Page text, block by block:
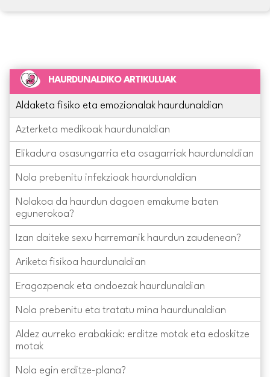
HAURDUNALDIKO ARTIKULUAK
Aldaketa fisiko eta emozionalak haurdunaldian
Azterketa medikoak haurdunaldian
Elikadura osasungarria eta osagarriak haurdunaldian
Nola prebenitu infekzioak haurdunaldian
Nolakoa da haurdun dagoen emakume baten
egunerokoa?
Izan daiteke sexu harremanik haurdun zaudenean?
Ariketa fisikoa haurdunaldian
Eragozpenak eta ondoezak haurdunaldian
Nola prebenitu eta tratatu mina haurdunaldian
Aldez aurreko erabakiak: erditze motak eta edoskitze
motak
Nola egin erditze-plana?